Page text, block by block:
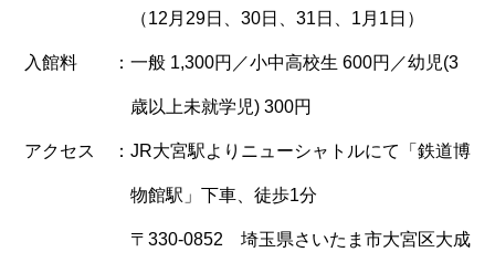
（12月29日、30日、31日、1月1日）
入館料 一般 1,300円／小中高校生 600円／幼児(3
歳以上未就学児) 300円
アクセス JR大宮駅よりニューシャトルにて「鉄道博
物館駅」下車、徒歩1分
〒330-0852 埼玉県さいたま市大宮区大成